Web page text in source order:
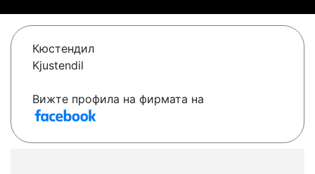
Кюстендил
Kjustendil
Вижте профила на фирмата на